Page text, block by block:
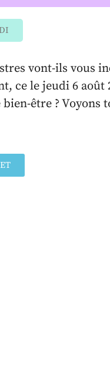
vont-ils vous
ce le jeudi 6 août
être ? Voyons